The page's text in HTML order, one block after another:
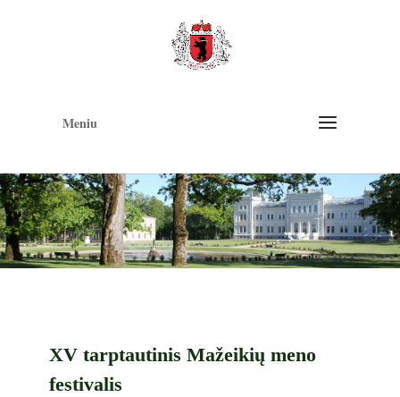
Meniu
XV tarptautinis Mažeikių meno
festivalis